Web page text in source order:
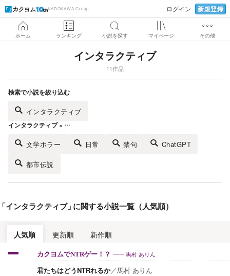
KADOKAWA Group ログイン 新規登録
ホーム ランキング 小説を探す マイページ その他
インタラクティブ
11作品
検索で小説を絞り込む
インタラクティブ
インタラクティブ × …
文学ホラー 日常 禁句 ChatGPT
都市伝説
インタラクティブ」に関する小説一覧（人気順）
人気順 更新順 新作順
カクヨムでNTRゲー！？ 馬村 ありん
君たちはどうNTRれるか／馬村 ありん